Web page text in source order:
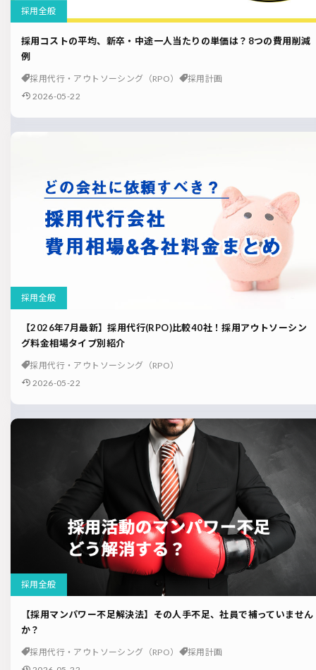
採用全般
採用コストの平均、新卒・中途一人当たりの単価は？8つの費用削減
例
採用代行・アウトソーシング（RPO）
採用計画
2026-05-22
採用全般
【2026年7月最新】採用代行(RPO)比較40社！採用アウトソーシン
グ料金相場タイプ別紹介
採用代行・アウトソーシング（RPO）
2026-05-22
採用全般
【採用マンパワー不足解決法】その人手不足、社員で補っていません
か？
採用代行・アウトソーシング（RPO）
採用計画